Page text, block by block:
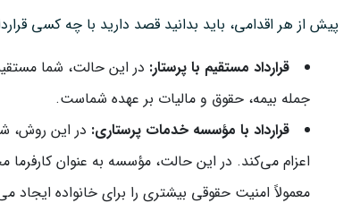
پیش از هر اقدامی، باید بدانید قصد دارید با چه کسی
قرارداد مستقیم با پرستار: در این حالت، شما
جمله بیمه، حقوق و مالیات بر عهده شماست.
قرارداد با مؤسسه خدمات پرستاری: در این روش،
اعزام می‌کند. در این حالت، مؤسسه به عنوان
معمولاً امنیت حقوقی بیشتری را برای خانواده ایجاد